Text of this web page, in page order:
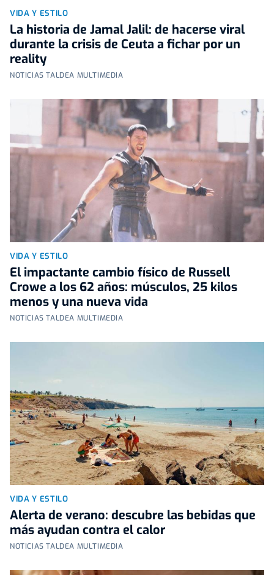
VIDA Y ESTILO
La historia de Jamal Jalil: de hacerse viral
durante la crisis de Ceuta a fichar por un
reality
NOTICIAS TALDEA MULTIMEDIA
VIDA Y ESTILO
El impactante cambio físico de Russell
Crowe a los 62 años: músculos, 25 kilos
menos y una nueva vida
NOTICIAS TALDEA MULTIMEDIA
VIDA Y ESTILO
Alerta de verano: descubre las bebidas que
más ayudan contra el calor
NOTICIAS TALDEA MULTIMEDIA